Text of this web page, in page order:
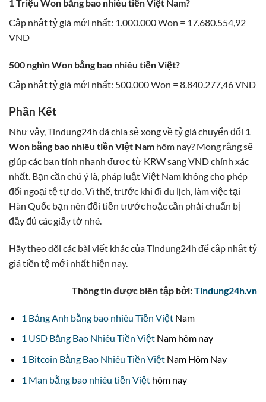
1 Triệu Won bằng bao nhiêu tiền Việt Nam?
Cập nhật tỷ giá mới nhất: 1.000.000 Won = 17.680.554,92
VND
500 nghìn Won bằng bao nhiêu tiền Việt?
Cập nhật tỷ giá mới nhất: 500.000 Won = 8.840.277,46 VND
Phần Kết
Như vậy, Tindung24h đã chia sẻ xong về tỷ giá chuyển đổi 1
Won bằng bao nhiêu tiền Việt Nam hôm nay? Mong rằng sẽ
giúp các bạn tính nhanh được từ KRW sang VND chính xác
nhất. Bạn cần chú ý là, pháp luật Việt Nam không cho phép
đổi ngoại tệ tự do. Vì thế, trước khi đi du lịch, làm việc tại
Hàn Quốc bạn nên đổi tiền trước hoặc cần phải chuẩn bị
đầy đủ các giấy tờ nhé.
Hãy theo dõi các bài viết khác của Tindung24h để cập nhật tỷ
giá tiền tệ mới nhất hiện nay.
Thông tin được biên tập bởi:Tindung24h.vn
1 Bảng Anh bằng bao nhiêu Tiền ViệtNam
1 USD Bằng Bao Nhiêu Tiền ViệtNam hôm nay
1 Bitcoin Bằng Bao Nhiêu Tiền ViệtNam Hôm Nay
1 Man bằng bao nhiêu tiền Việthôm nay